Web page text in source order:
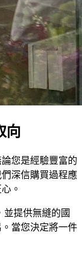
向
您是經驗豐富的
深信購買過程應
。
並提供無縫的國
當您決定將一件